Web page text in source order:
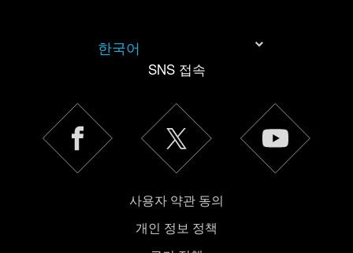
한국어
SNS 접속
사용자 약관 동의
개인 정보 정책